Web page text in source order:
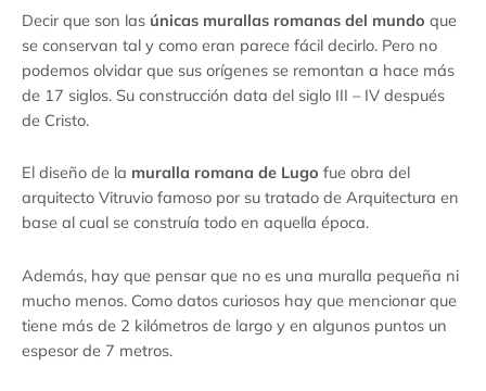
Decir que son las únicas murallas romanas del mundo que
se conservan tal y como eran parece fácil decirlo. Pero no
podemos olvidar que sus orígenes se remontan a hace más
de 17 siglos. Su construcción data del siglo III – IV después
de Cristo.
El diseño de la muralla romana de Lugo fue obra del
arquitecto Vitruvio famoso por su tratado de Arquitectura en
base al cual se construía todo en aquella época.
Además, hay que pensar que no es una muralla pequeña ni
mucho menos. Como datos curiosos hay que mencionar que
tiene más de 2 kilómetros de largo y en algunos puntos un
espesor de 7 metros.